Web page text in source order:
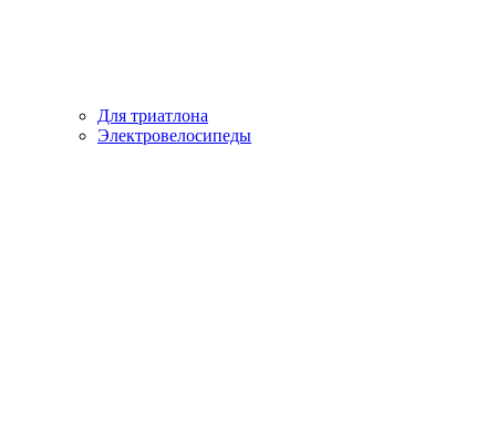
Для триатлона
Электровелосипеды